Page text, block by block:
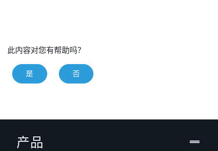
此内容对您有帮助吗？
是 否
产品